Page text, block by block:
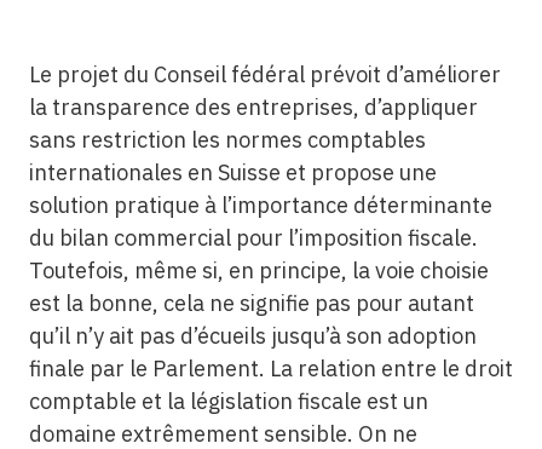
Le projet du Conseil fédéral prévoit d’améliorer
la transparence des entreprises, d’appliquer
sans restriction les normes comptables
internationales en Suisse et propose une
solution pratique à l’importance déterminante
du bilan commercial pour l’imposition fiscale.
Toutefois, même si, en principe, la voie choisie
est la bonne, cela ne signifie pas pour autant
qu’il n’y ait pas d’écueils jusqu’à son adoption
finale par le Parlement. La relation entre le droit
comptable et la législation fiscale est un
domaine extrêmement sensible. On ne